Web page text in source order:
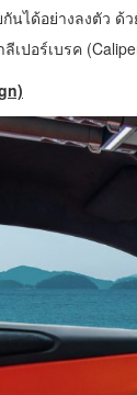
นได้อย่างลงตัว ด้
เปอร์เบรค